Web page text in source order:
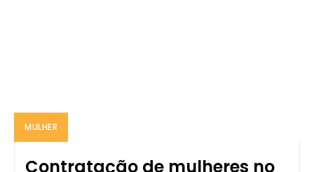
MULHER
Contratação de mulheres no